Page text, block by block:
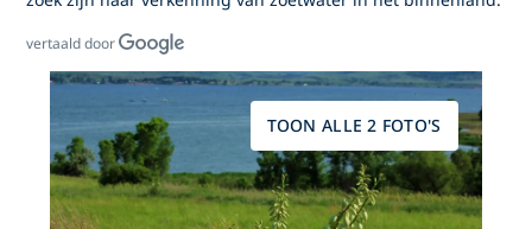
vertaald door
TOON ALLE 2 FOTO'S